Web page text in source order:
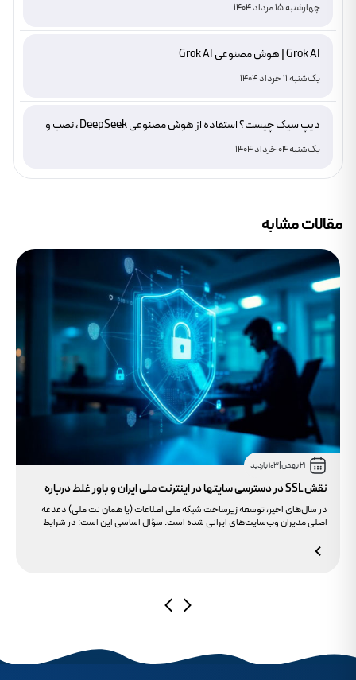
چهارشنبه 15 مرداد 1404
Grok AI | هوش مصنوعی Grok AI
یک‌شنبه 11 خرداد 1404
دیپ سیک چیست؟ استفاده از هوش مصنوعی DeepSeek ، نصب و
دانلود
یک‌شنبه 04 خرداد 1404
مقالات مشابه
21 بهمن 103 بازدید
نقش SSL در دسترسی سایتها در اینترنت ملی ایران و باور غلط درباره
دامنه های IR
در سال‌های اخیر، توسعه زیرساخت شبکه ملی اطلاعات (یا همان نت ملی) دغدغه
اصلی مدیران وب‌سایت‌های ایرانی شده است. سؤال اساسی این است: در شرایط